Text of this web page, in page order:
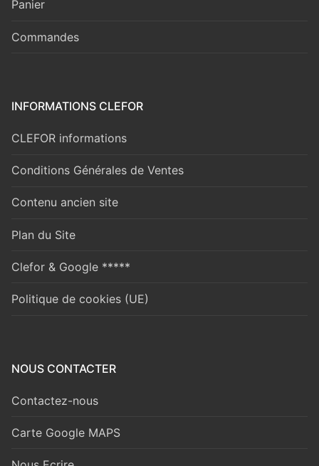
Panier
Commandes
INFORMATIONS CLEFOR
CLEFOR informations
Conditions Générales de Ventes
Contenu ancien site
Plan du Site
Clefor & Google *****
Politique de cookies (UE)
NOUS CONTACTER
Contactez-nous
Carte Google MAPS